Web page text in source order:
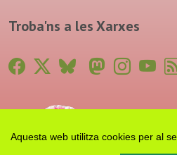
Aquesta web utilitza cookies per al
Troba'ns a les Xarxes